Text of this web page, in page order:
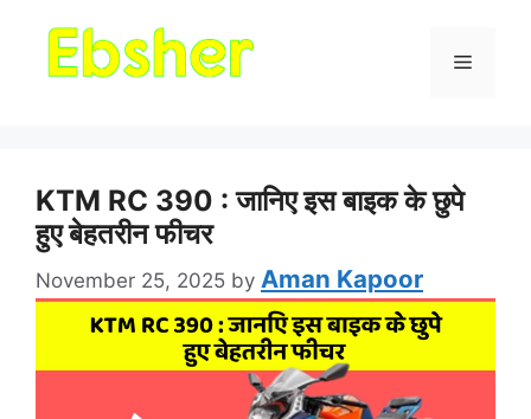
KTM RC 390 : जानिए इस बाइक के छुपे
हुए बेहतरीन फीचर
November 25, 2025 by Aman Kapoor